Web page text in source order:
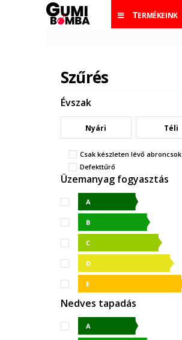
TERMÉKEINK
Szűrés
Évszak
Nyári Téli
Csak készleten lévő abroncsok
Defekttűrő
Üzemanyag fogyasztás
Nedves tapadás